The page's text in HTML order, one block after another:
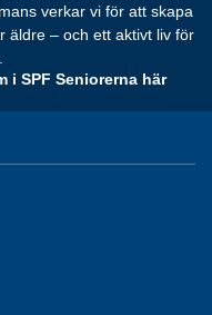
verkar vi för att skapa
äldre – och ett aktivt liv för
i SPF Seniorerna här